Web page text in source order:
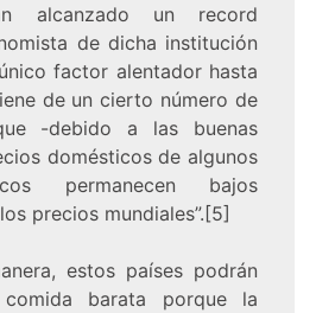
alcanzado un record
de dicha institución
factor alentador hasta
de un cierto número de
-debido a las buenas
domésticos de algunos
permanecen bajos
precios mundiales”.[5]
estos países podrán
barata porque la